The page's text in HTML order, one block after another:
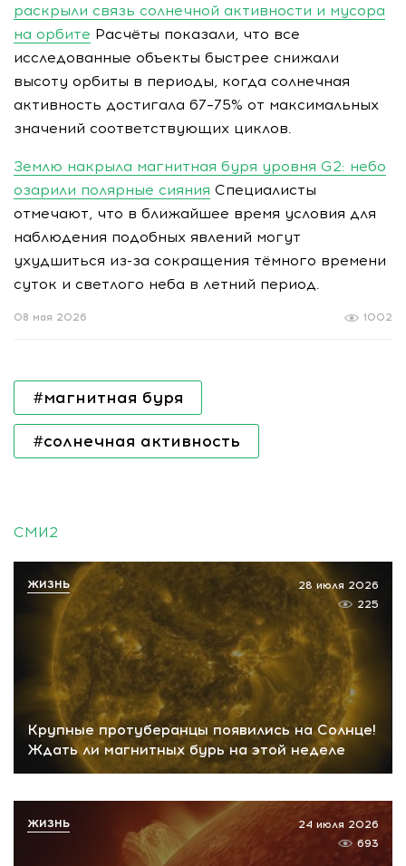
раскрыли связь солнечной активности и мусора
на орбите Расчёты показали, что все
исследованные объекты быстрее снижали
высоту орбиты в периоды, когда солнечная
активность достигала 67–75% от максимальных
значений соответствующих циклов.
Землю накрыла магнитная буря уровня G2: небо
озарили полярные сияния Специалисты
отмечают, что в ближайшее время условия для
наблюдения подобных явлений могут
ухудшиться из-за сокращения тёмного времени
суток и светлого неба в летний период.
1002
08 мая 2026
#магнитная буря
#солнечная активность
СМИ2
Крупные протуберанцы появились на Солнце!
Ждать ли магнитных бурь на этой неделе
28 июля 2026
225
ЖИЗНЬ
24 июля 2026
693
ЖИЗНЬ